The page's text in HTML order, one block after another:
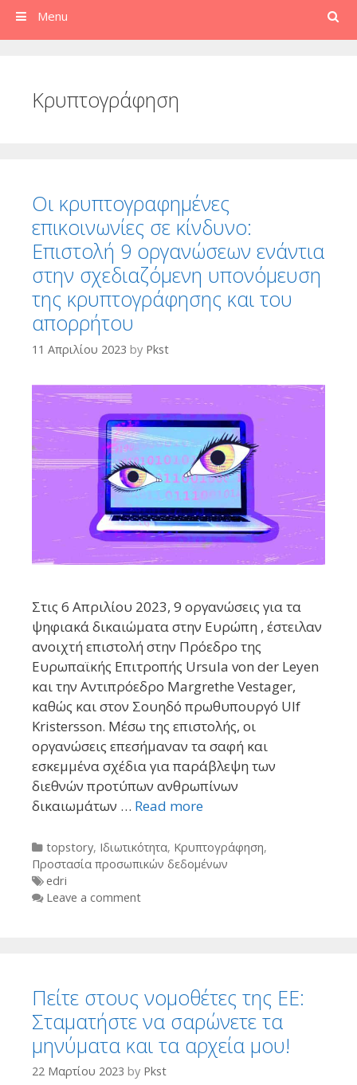
Search
Menu
Κρυπτογράφηση
Οι κρυπτογραφημένες
επικοινωνίες σε κίνδυνο:
Επιστολή 9 οργανώσεων ενάντια
στην σχεδιαζόμενη υπονόμευση
της κρυπτογράφησης και του
απορρήτου
11 Απριλίου 2023 by Pkst
Στις 6 Απριλίου 2023, 9 οργανώσεις για τα
ψηφιακά δικαιώματα στην Ευρώπη , έστειλαν
ανοιχτή επιστολή στην Πρόεδρο της
Ευρωπαϊκής Επιτροπής Ursula von der Leyen
και την Αντιπρόεδρο Margrethe Vestager,
καθώς και στον Σουηδό πρωθυπουργό Ulf
Kristersson. Μέσω της επιστολής, οι
οργανώσεις επεσήμαναν τα σαφή και
εσκεμμένα σχέδια για παράβλεψη των
διεθνών προτύπων ανθρωπίνων
δικαιωμάτων … Read more
Categories
topstory, Ιδιωτικότητα, Κρυπτογράφηση,
Προστασία προσωπικών δεδομένων
Tags
edri
Leave a comment
Πείτε στους νομοθέτες της ΕΕ: ​​
Σταματήστε να σαρώνετε τα
μηνύματα και τα αρχεία μου!
22 Μαρτίου 2023 by Pkst